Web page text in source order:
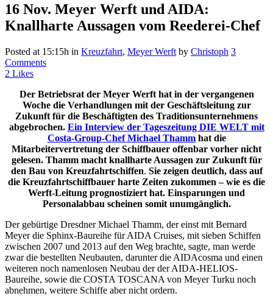
16 Nov. Meyer Werft und AIDA:
Knallharte Aussagen vom Reederei-Chef
Posted at 15:15h in Kreuzfahrt, Meyer Werft by Christoph 3
Comments
2 Likes
Der Betriebsrat der Meyer Werft hat in der vergangenen
Woche die Verhandlungen mit der Geschäftsleitung zur
Zukunft für die Beschäftigten des Traditionsunternehmens
abgebrochen. Ein Interview der Tageszeitung DIE WELT mit
Costa-Group-Chef Michael Thammhat die
Mitarbeitervertretung der Schiffbauer offenbar vorher nicht
gelesen. Thamm macht knallharte Aussagen zur Zukunft für
den Bau von Kreuzfahrtschiffen. Sie zeigen deutlich, dass auf
die Kreuzfahrtschiffbauer harte Zeiten zukommen – wie es die
Werft-Leitung prognostiziert hat. Einsparungen und
Personalabbau scheinen somit unumgänglich.
Der gebürtige Dresdner Michael Thamm, der einst mit Bernard
Meyer die Sphinx-Baureihe für AIDA Cruises, mit sieben Schiffen
zwischen 2007 und 2013 auf den Weg brachte, sagte, man werde
zwar die bestellten Neubauten, darunter die AIDAcosma und einen
weiteren noch namenlosen Neubau der der AIDA-HELIOS-
Baureihe, sowie die COSTA TOSCANA von Meyer Turku noch
abnehmen, weitere Schiffe aber nicht ordern.